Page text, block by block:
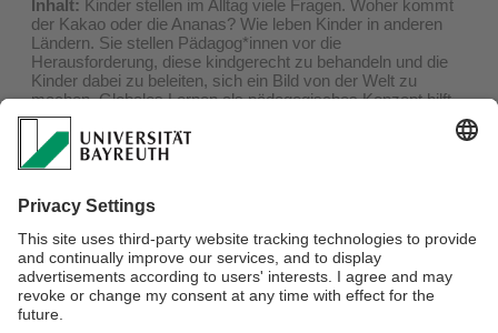
Inhalt: Kinder stellen im Alltag viele Fragen. Woher kommt
der Kakao oder die Ananas? Wie leben Kinder in anderen
Ländern. Sie stellen Pädagog*innen vor die
Herausforderung, diese kindgerecht zu behandeln und die
Kinder dabei zu beleiten, sich ein Bild von der Welt zu
machen. Globales Lernen als pädagogisches Konzept hilft,
um die Fähigkeit der Kinder zu trainieren, sich in der
Weltgesellschaft zu orientieren und verantworlich zu leben.
zgl@uni-bayreuth.de. Es wird nach dem Motto: "First come,
first served" verfahren. Die Veranstaltung findet online via
Zoom statt.
>>>Weitere Informationen >>>